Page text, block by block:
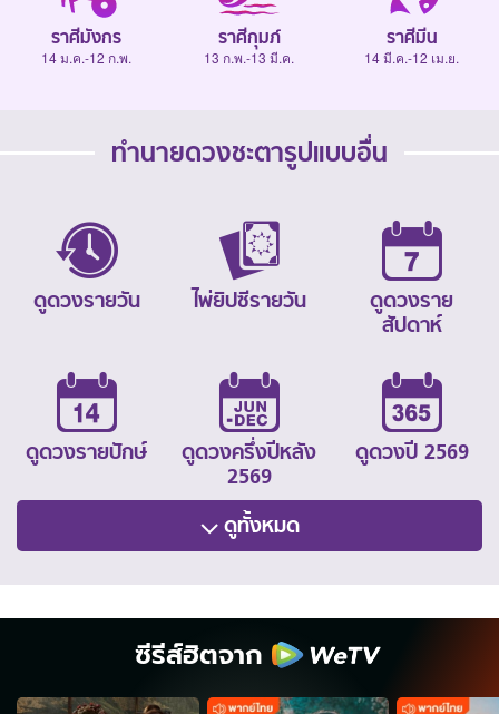
ราศีมังกร
14 ม.ค.-12 ก.พ.
ราศีกุมภ์
13 ก.พ.-13 มี.ค.
ราศีมีน
14 มี.ค.-12 เม.ย.
ทำนายดวงชะตารูปแบบอื่น
ดูดวงรายวัน ไพ่ยิปซีรายวัน
ดูดวงราย
สัปดาห์
ดูดวงรายปักษ์
ดูดวงครึ่งปีหลัง
2569
ดูดวงปี 2569
ดูทั้งหมด
ซีรีส์ฮิตจาก